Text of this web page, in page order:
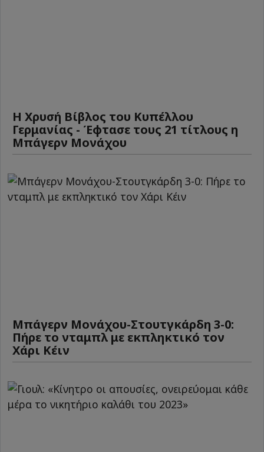
Η Χρυσή Βίβλος του Κυπέλλου
Γερμανίας - Έφτασε τους 21 τίτλους η
Μπάγερν Μονάχου
Μπάγερν Μονάχου-Στουτγκάρδη 3-0:
Πήρε το νταμπλ με εκπληκτικό τον
Χάρι Κέιν